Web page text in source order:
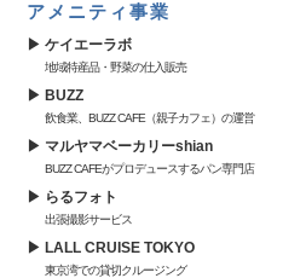
アメニティ事業
ケイエーラボ
地域特産品・野菜の仕入販売
BUZZ
飲食業、BUZZ CAFE（親子カフェ）の運営
マルヤマベーカリーshian
BUZZ CAFEがプロデュースするパン専門店
らるフォト
出張撮影サービス
LALL CRUISE TOKYO
東京湾での貸切クルージング